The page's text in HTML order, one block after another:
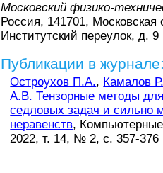
Московский физико-
Россия, 141701, Московская
Институтский переулок, д. 9
Публикации в
Остроухов П.А., Камалов
А.В. Тензорные методы
седловых задач и сильно
неравенств,
2022, т. 14, № 2, с. 357-376